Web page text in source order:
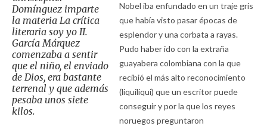
Domínguez imparte
la materia La crítica
literaria soy yo II.
García Márquez
comenzaba a sentir
que el niño, el enviado
de Dios, era bastante
terrenal y que además
pesaba unos siete
kilos.
Nobel iba enfundado en un traje gris
que había visto pasar épocas de
esplendor y una corbata a rayas.
Pudo haber ido con la extraña
guayabera colombiana con la que
recibió el más alto reconocimiento
(liquiliqui) que un escritor puede
conseguir y por la que los reyes
noruegos preguntaron